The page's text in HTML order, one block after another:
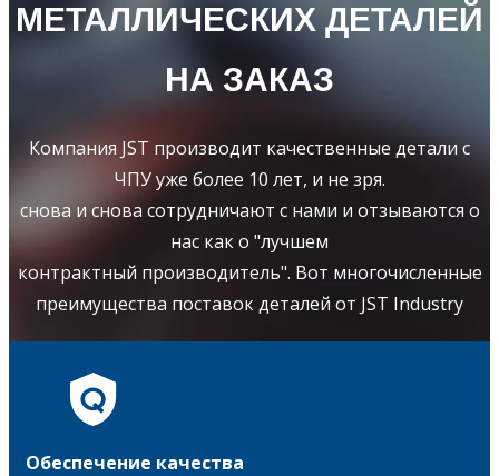
МЕТАЛЛИЧЕСКИХ ДЕТАЛЕЙ
НА ЗАКАЗ
Компания JST производит качественные детали с
ЧПУ уже более 10 лет, и не зря.
снова и снова сотрудничают с нами и отзываются о
нас как о "лучшем
контрактный производитель". Вот многочисленные
преимущества поставок деталей от JST Industry
Обеспечение качества